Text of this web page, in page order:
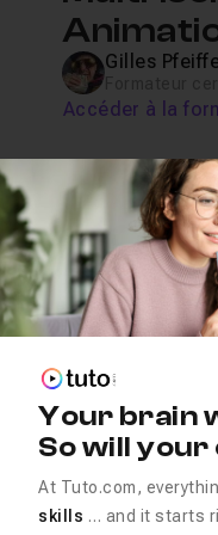
Gilles
Accéder à la